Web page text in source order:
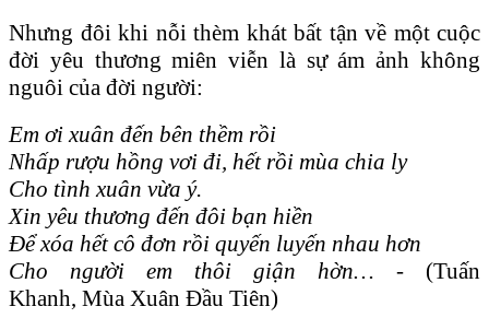
Nhưng đôi khi nỗi thèm khát bất tận về một cuộc
đời yêu thương miên viễn là sự ám ảnh không
nguôi của đời người:
Em ơi xuân đến bên thềm rồi
Nhấp rượu hồng vơi đi, hết rồi mùa chia ly
Cho tình xuân vừa ý.
Xin yêu thương đến đôi bạn hiền
Để xóa hết cô đơn rồi quyến luyến nhau hơn
Cho người em thôi giận hờn… - (Tuấn
Khanh, Mùa Xuân Đầu Tiên)